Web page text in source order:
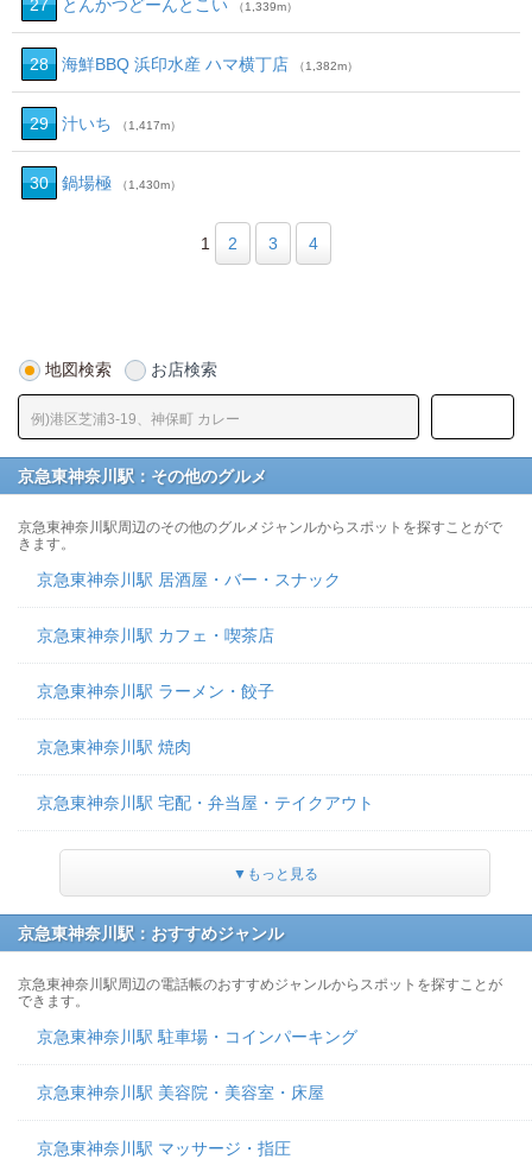
27 とんかつどーんとこい （1,339m）
28 海鮮BBQ 浜印水産 ハマ横丁店 （1,382m）
29 汁いち （1,417m）
30 鍋場極 （1,430m）
1 2 3 4
地図検索 お店検索
京急東神奈川駅：その他のグルメ
京急東神奈川駅周辺のその他のグルメジャンルからスポットを探すことがで
きます。
京急東神奈川駅 居酒屋・バー・スナック
京急東神奈川駅 カフェ・喫茶店
京急東神奈川駅 ラーメン・餃子
京急東神奈川駅 焼肉
京急東神奈川駅 宅配・弁当屋・テイクアウト
▼もっと見る
京急東神奈川駅：おすすめジャンル
京急東神奈川駅周辺の電話帳のおすすめジャンルからスポットを探すことが
できます。
京急東神奈川駅 駐車場・コインパーキング
京急東神奈川駅 美容院・美容室・床屋
京急東神奈川駅 マッサージ・指圧